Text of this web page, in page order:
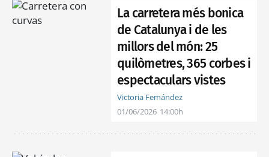
La carretera més bonica
de Catalunya i de les
millors del món: 25
quilòmetres, 365 corbes i
espectaculars vistes
Victoria Fernández
01/06/2026 14:00h